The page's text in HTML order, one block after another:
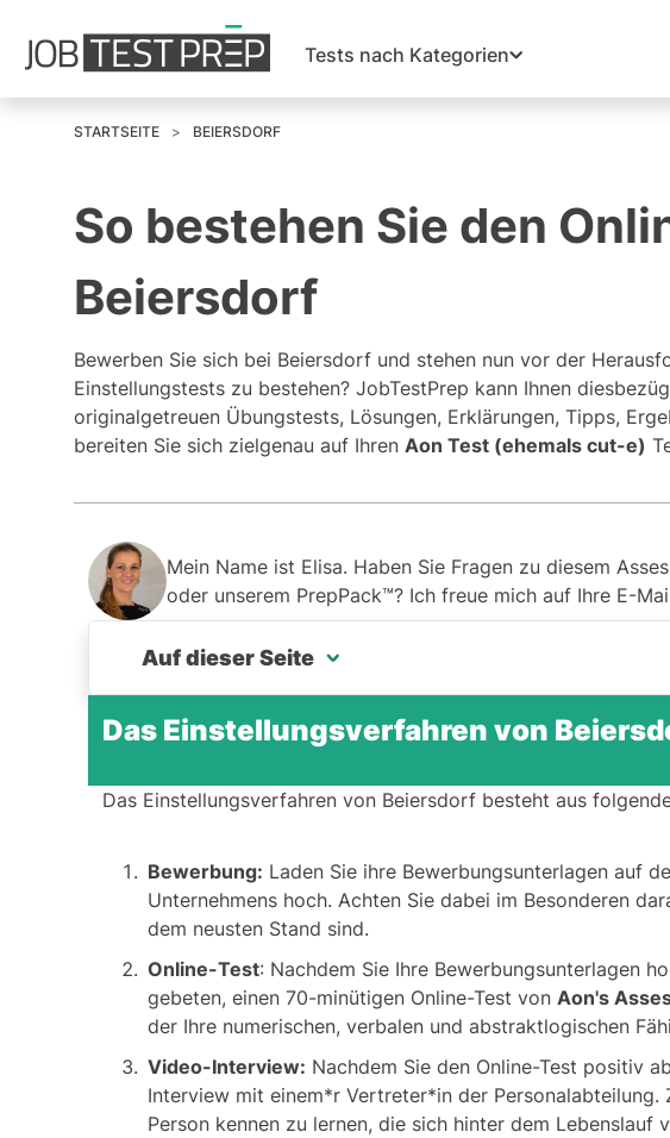
Tests nach Kategorien
STARTSEITE BEIERSDORF
So bestehen Sie den
Beiersdorf
Bewerben Sie sich bei Beiersdorf und stehen nun vor der
Einstellungstests zu bestehen? JobTestPrep kann Ihnen
originalgetreuen Übungstests, Lösungen, Erklärungen, Tipps,
bereiten Sie sich zielgenau auf Ihren Aon Test (ehemals cut-e)
Mein Name ist Elisa. Haben Sie Fragen zu diesem
oder unserem PrepPack™? Ich freue mich auf Ihre E-
Auf dieser Seite
Das Einstellungsverfahren von Beiersdorf
Legen Sie noch heute los!
Das Einstellungsverfahren von
Das Einstellungsverfahren von Beiersdorf besteht aus
Bewerbung: Laden Sie ihre Bewerbungsunterlagen auf
Unternehmens hoch. Achten Sie dabei im Besonderen
dem neusten Stand sind.
Online-Test: Nachdem Sie Ihre Bewerbungsunterlagen
gebeten, einen 70-minütigen Online-Test von Aon's
der Ihre numerischen, verbalen und abstraktlogischen
Video-Interview: Nachdem Sie den Online-Test positiv
Interview mit einem*r Vertreter*in der Personalabteilung.
Person kennen zu lernen, die sich hinter dem Lebenslauf